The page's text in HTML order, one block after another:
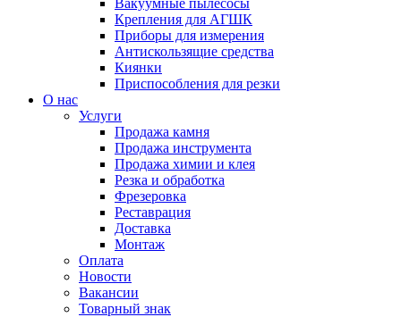
Вакуумные пылесосы
Крепления для АГШК
Приборы для измерения
Антискользящие средства
Киянки
Приспособления для резки
О нас
Услуги
Продажа камня
Продажа инструмента
Продажа химии и клея
Резка и обработка
Фрезеровка
Реставрация
Доставка
Монтаж
Оплата
Новости
Вакансии
Товарный знак